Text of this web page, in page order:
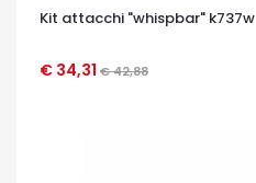
Kit attacchi "whispbar" k737w
€ 34,31 € 42,88
OCCHIATA VELOCE